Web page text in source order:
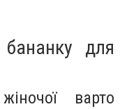
для
варто